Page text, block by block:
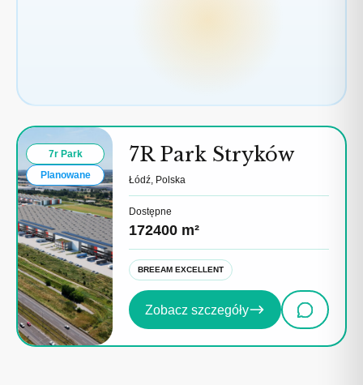
7r Park
Planowane
7R Park Stryków
Łódź, Polska
Dostępne
172400 m²
BREEAM EXCELLENT
Zobacz szczegóły